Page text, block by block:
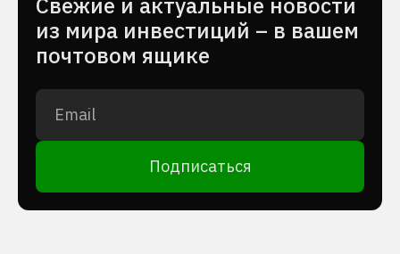
из мира инвестиций – в вашем
почтовом ящике
Подписаться